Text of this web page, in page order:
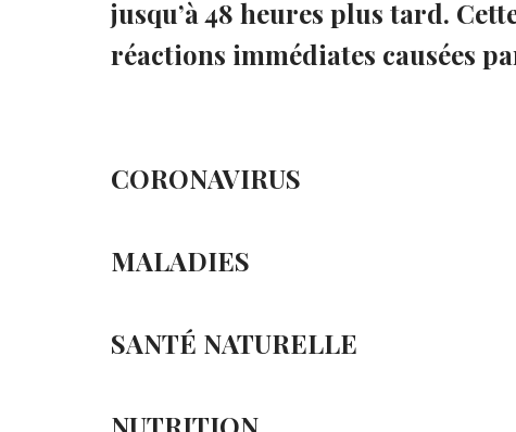
jusqu’à 48 heures plus tard.
réactions immédiates causées
CORONAVIRUS
MALADIES
SANTÉ NATURELLE